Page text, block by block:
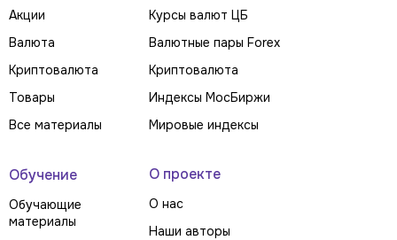
Акции
Валюта
Криптовалюта
Товары
Все материалы
Курсы валют ЦБ
Валютные пары Forex
Криптовалюта
Индексы МосБиржи
Мировые индексы
Обучение
Обучающие
материалы
О проекте
О нас
Наши авторы